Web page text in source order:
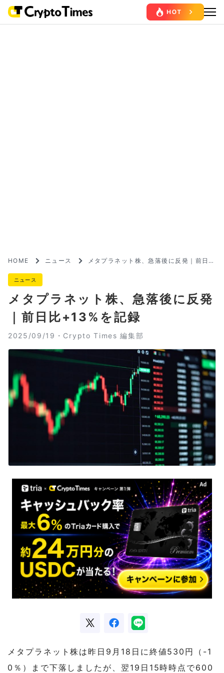
HOME ニュース
メタプラネット株、急落後に反発｜前日比
ニュース
メタプラネット株、急落後に反発
｜前日比+13%を記録
2025/09/19・ Crypto Times 編集部
メタプラネット株は昨日9月18日に終値530円（-1
0％）まで下落しましたが、翌19日15時時点で600